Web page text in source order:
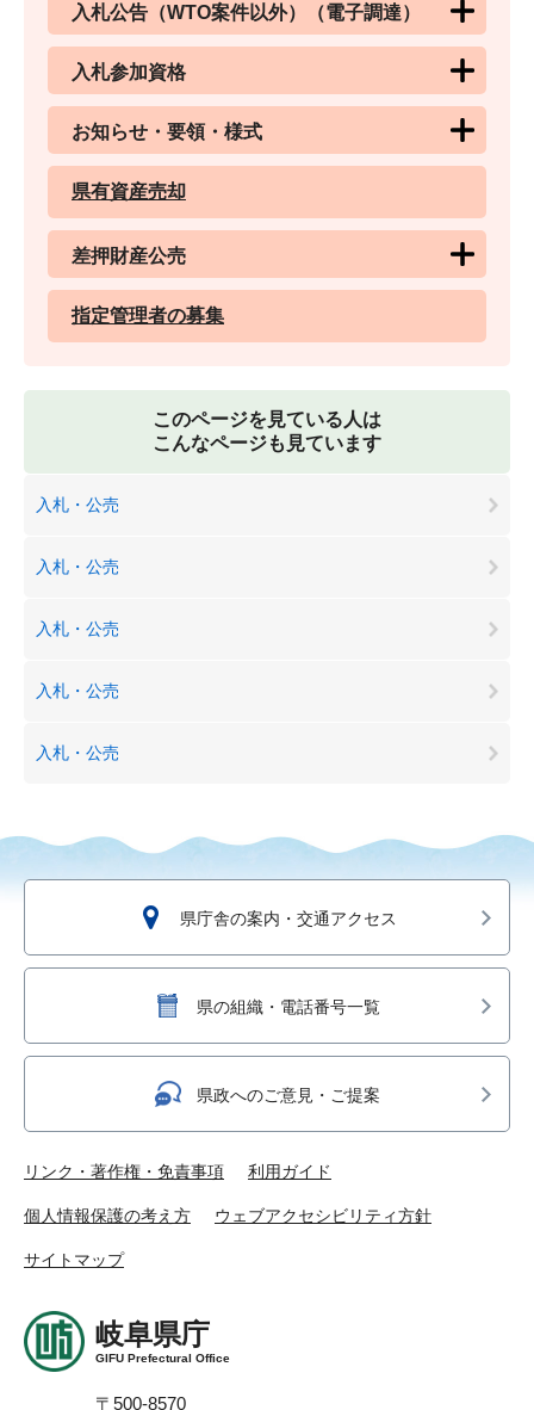
入札公告（WTO案件以外）（電子調達）
入札参加資格
お知らせ・要領・様式
県有資産売却
差押財産公売
指定管理者の募集
このページを見ている人は
こんなページも見ています
入札・公売
入札・公売
入札・公売
入札・公売
入札・公売
県庁舎の案内・交通アクセス
県の組織・電話番号一覧
県政へのご意見・ご提案
リンク・著作権・免責事項 利用ガイド
個人情報保護の考え方 ウェブアクセシビリティ方針
サイトマップ
岐阜県庁
GIFU Prefectural Office
〒500-8570